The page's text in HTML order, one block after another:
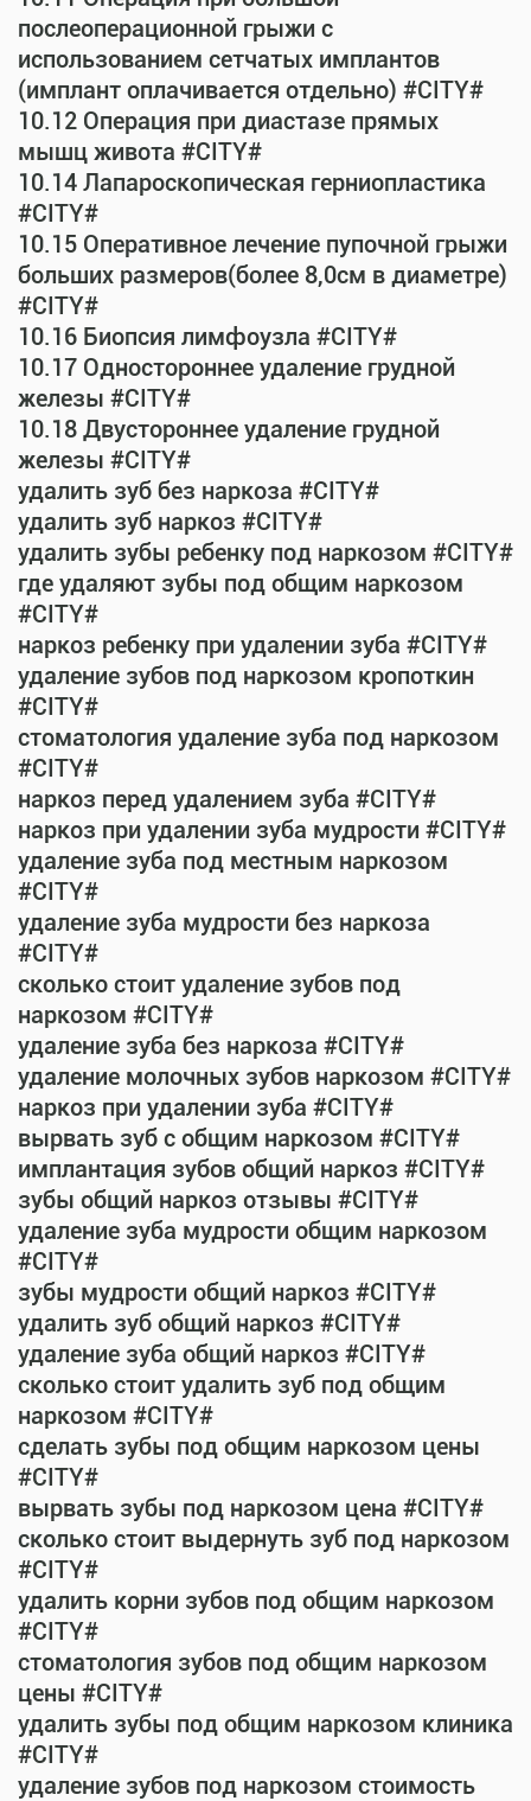
послеоперационной грыжи с
использованием сетчатых имплантов
(имплант оплачивается отдельно) #CITY#
10.12 Операция при диастазе прямых
мышц живота #CITY#
10.14 Лапароскопическая герниопластика
#CITY#
10.15 Оперативное лечение пупочной грыжи
больших размеров(более 8,0см в диаметре)
#CITY#
10.16 Биопсия лимфоузла #CITY#
10.17 Одностороннее удаление грудной
железы #CITY#
10.18 Двустороннее удаление грудной
железы #CITY#
удалить зуб без наркоза #CITY#
удалить зуб наркоз #CITY#
удалить зубы ребенку под наркозом #CITY#
где удаляют зубы под общим наркозом
#CITY#
наркоз ребенку при удалении зуба #CITY#
удаление зубов под наркозом кропоткин
#CITY#
стоматология удаление зуба под наркозом
#CITY#
наркоз перед удалением зуба #CITY#
наркоз при удалении зуба мудрости #CITY#
удаление зуба под местным наркозом
#CITY#
удаление зуба мудрости без наркоза
#CITY#
сколько стоит удаление зубов под
наркозом #CITY#
удаление зуба без наркоза #CITY#
удаление молочных зубов наркозом #CITY#
наркоз при удалении зуба #CITY#
вырвать зуб с общим наркозом #CITY#
имплантация зубов общий наркоз #CITY#
зубы общий наркоз отзывы #CITY#
удаление зуба мудрости общим наркозом
#CITY#
зубы мудрости общий наркоз #CITY#
удалить зуб общий наркоз #CITY#
удаление зуба общий наркоз #CITY#
сколько стоит удалить зуб под общим
наркозом #CITY#
сделать зубы под общим наркозом цены
#CITY#
вырвать зубы под наркозом цена #CITY#
сколько стоит выдернуть зуб под наркозом
#CITY#
удалить корни зубов под общим наркозом
#CITY#
стоматология зубов под общим наркозом
цены #CITY#
удалить зубы под общим наркозом клиника
#CITY#
удаление зубов под наркозом стоимость